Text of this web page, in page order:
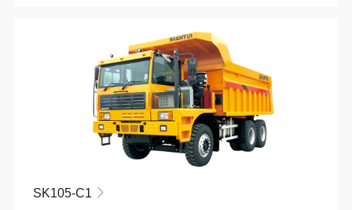
SK105-C1 